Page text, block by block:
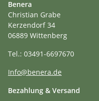
Benera
Christian Grabe
Kerzendorf 34
06889 Wittenberg
Tel.: 03491-6697670
Info@benera.de
Bezahlung & Versand